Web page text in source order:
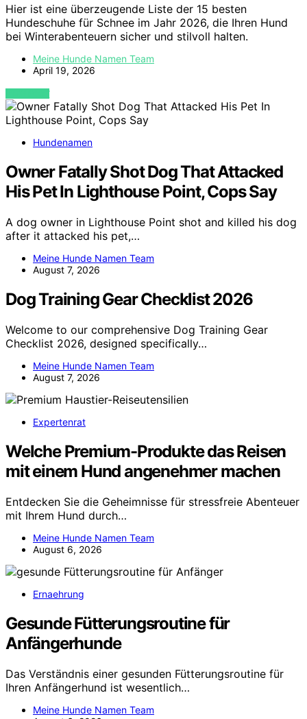
Hier ist eine überzeugende Liste der 15 besten
Hundeschuhe für Schnee im Jahr 2026, die Ihren Hund
bei Winterabenteuern sicher und stilvoll halten.
Meine Hunde Namen Team
April 19, 2026
VIEW POST
Hundenamen
Owner Fatally Shot Dog That Attacked
His Pet In Lighthouse Point, Cops Say
A dog owner in Lighthouse Point shot and killed his dog
after it attacked his pet,…
Meine Hunde Namen Team
August 7, 2026
Dog Training Gear Checklist 2026
Welcome to our comprehensive Dog Training Gear
Checklist 2026, designed specifically…
Meine Hunde Namen Team
August 7, 2026
Expertenrat
Welche Premium-Produkte das Reisen
mit einem Hund angenehmer machen
Entdecken Sie die Geheimnisse für stressfreie Abenteuer
mit Ihrem Hund durch…
Meine Hunde Namen Team
August 6, 2026
Ernaehrung
Gesunde Fütterungsroutine für
Anfängerhunde
Das Verständnis einer gesunden Fütterungsroutine für
Ihren Anfängerhund ist wesentlich…
Meine Hunde Namen Team